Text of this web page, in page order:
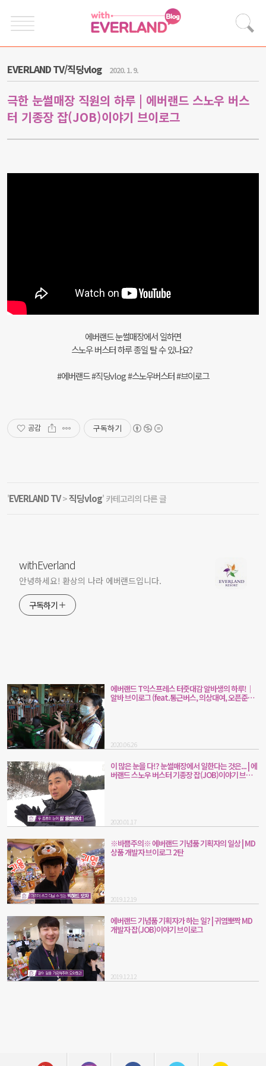
EVERLAND TV/직딩vlog 2020. 1. 9.
극한 눈썰매장 직원의 하루 | 에버랜드 스노우 버스
터 기종장 잡(JOB)이야기 브이로그
에버랜드 눈썰매장에서 일하면
스노우 버스터 하루 종일 탈 수 있나요?
#에버랜드 #직딩vlog #스노우버스터 #브이로그
공감 구독하기
'EVERLAND TV>직딩vlog' 카테고리의 다른 글
withEverland
안녕하세요! 환상의 나라 에버랜드입니다.
구독하기
에버랜드 T익스프레스 터줏대감 알바생의 하루!｜
알바 브이로그 (feat.통근버스, 의상대여, 오픈준비,
2020.06.26
이 많은 눈을 다!? 눈썰매장에서 일한다는 것은... | 에
버랜드 스노우 버스터 기종장 잡(JOB)이야기 브이
2020.01.17
※바쁨주의※ 에버랜드 기념품 기획자의 일상 | MD
상품 개발자 브이로그 2탄
2019.12.19
에버랜드 기념품 기획자가 하는 일? | 귀염뽀짝 MD
개발자 잡(JOB)이야기 브이로그
2019.12.12